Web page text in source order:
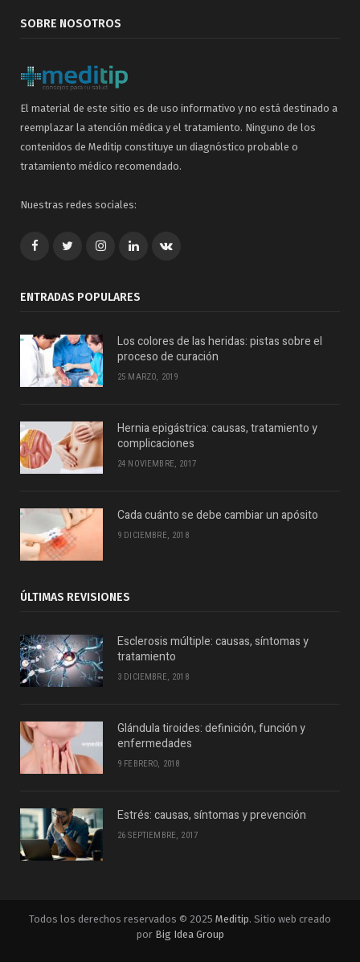
SOBRE NOSOTROS
El material de este sitio es de uso informativo y no está destinado a
reemplazar la atención médica y el tratamiento. Ninguno de los
contenidos de Meditip constituye un diagnóstico probable o
tratamiento médico recomendado.
Nuestras redes sociales:
FacebookTwitterGoogle+LinkedInVK
ENTRADAS POPULARES
Los colores de las heridas: pistas sobre el
proceso de curación
25 MARZO, 2019
Hernia epigástrica: causas, tratamiento y
complicaciones
24 NOVIEMBRE, 2017
Cada cuánto se debe cambiar un apósito
9 DICIEMBRE, 2018
ÚLTIMAS REVISIONES
Esclerosis múltiple: causas, síntomas y
tratamiento
3 DICIEMBRE, 2018
Glándula tiroides: definición, función y
enfermedades
9 FEBRERO, 2018
Estrés: causas, síntomas y prevención
26 SEPTIEMBRE, 2017
Todos los derechos reservados © 2025 Meditip. Sitio web creado
por Big Idea Group